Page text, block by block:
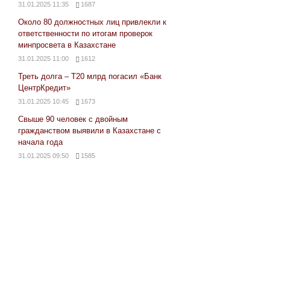
31.01.2025 11:35 1687
Около 80 должностных лиц привлекли к
ответственности по итогам проверок
минпросвета в Казахстане
31.01.2025 11:00 1612
Треть долга – Т20 млрд погасил «Банк
ЦентрКредит»
31.01.2025 10:45 1673
Свыше 90 человек с двойным
гражданством выявили в Казахстане с
начала года
31.01.2025 09:50 1585